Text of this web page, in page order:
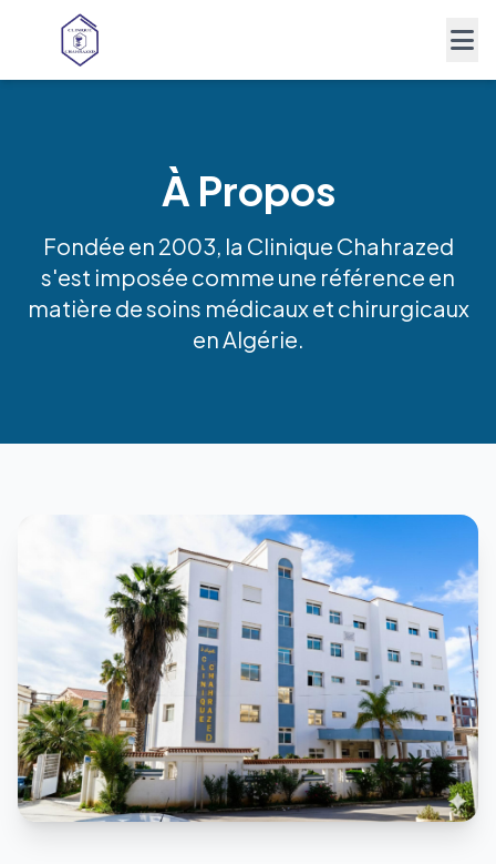
À Propos
Fondée en 2003, la Clinique Chahrazed
s'est imposée comme une référence en
matière de soins médicaux et chirurgicaux
en Algérie.